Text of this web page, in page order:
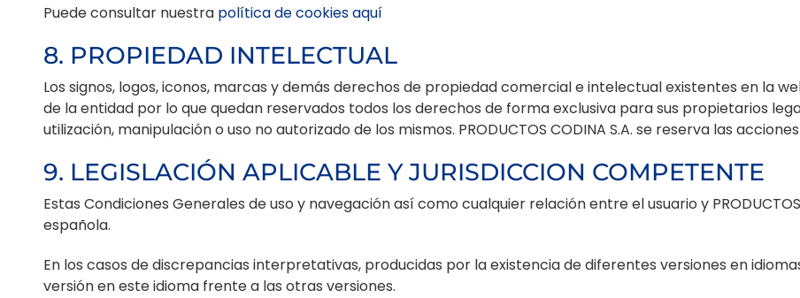
Puede consultar nuestra política de cookies aquí
8. PROPIEDAD INTELECTUAL
Los signos, logos, iconos, marcas y demás derechos de propiedad comercial e intelectual existentes en la
de la entidad por lo que quedan reservados todos los derechos de forma exclusiva para sus propietarios
utilización, manipulación o uso no autorizado de los mismos. PRODUCTOS CODINA S.A. se reserva las
9. LEGISLACIÓN APLICABLE Y JURISDICCION COMPETENTE
Estas Condiciones Generales de uso y navegación así como cualquier relación entre el usuario y
española.
En los casos de discrepancias interpretativas, producidas por la existencia de diferentes versiones en
versión en este idioma frente a las otras versiones.